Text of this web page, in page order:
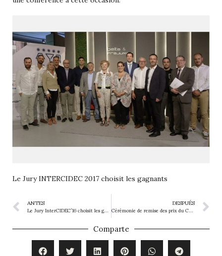
Le Jury INTERCIDEC 2017 choisit les gagnants
ANTES Le Jury InterCIDEC’16 choisit les gagnants. DESPUÉS
Cérémonie de remise des prix du Concours InterCIDEC 2017
Comparte